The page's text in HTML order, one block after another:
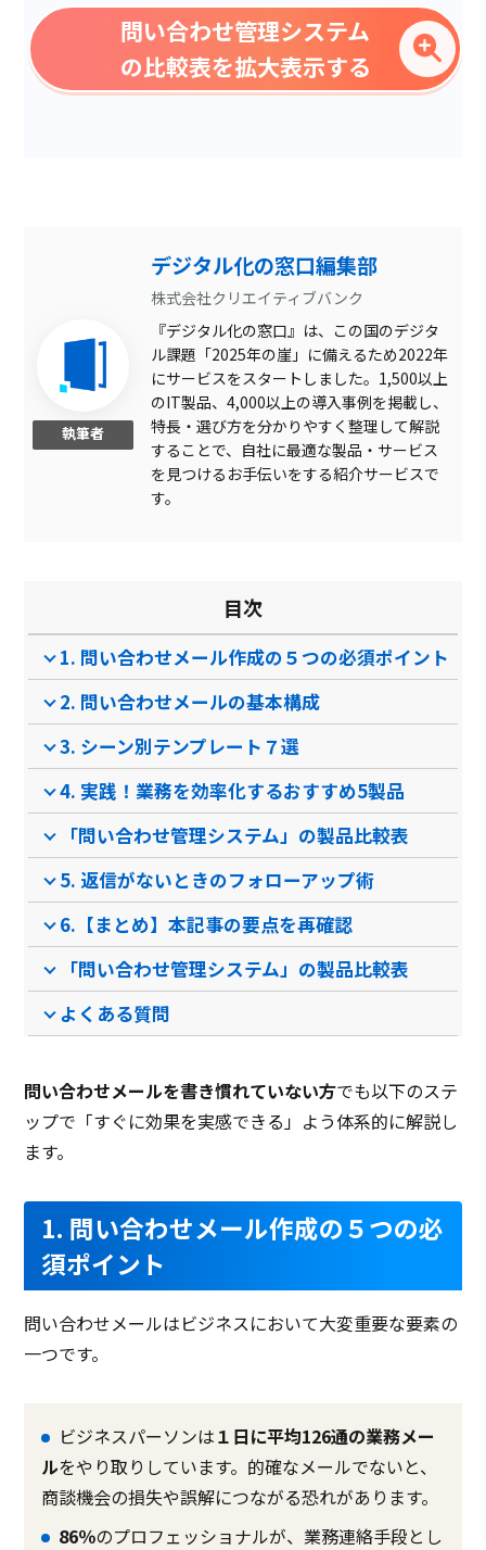
社内FAQ
け
アクセス権限
集計レポート作成
未読・既読確認
対応履歴確認
アラート機能
製品名
サービス資料
無料ダウンロード
サポート
flyle
クラウド型ソフト
電話 / メール / チャット
/
クラウド型ソフト オン
プレミス型ソフト パッ
ケージ型ソフト
電話 / メール / チャット
問い合わせ管理システム
の比較表を拡大表示する
執筆者
デジタル化の窓口編集部
株式会社クリエイティブバンク
『デジタル化の窓口』は、この国のデジタ
ル課題「2025年の崖」に備えるため2022年
にサービスをスタートしました。1,500以上
のIT製品、4,000以上の導入事例を掲載し、
特長・選び方を分かりやすく整理して解説
することで、自社に最適な製品・サービス
を見つけるお手伝いをする紹介サービスで
す。
目次
1. 問い合わせメール作成の５つの必須ポイント
2. 問い合わせメールの基本構成
3. シーン別テンプレート７選
4. 実践！業務を効率化するおすすめ5製品
「問い合わせ管理システム」の製品比較表
5. 返信がないときのフォローアップ術
6.【まとめ】本記事の要点を再確認
「問い合わせ管理システム」の製品比較表
よくある質問
問い合わせメールを書き慣れていない方でも以下のステ
ップで「すぐに効果を実感できる」よう体系的に解説し
ます。
1. 問い合わせメール作成の５つの必
須ポイント
問い合わせメールはビジネスにおいて大変重要な要素の
一つです。
ビジネスパーソンは１日に平均126通の業務メー
ルをやり取りしています。的確なメールでないと、
商談機会の損失や誤解につながる恐れがあります。
86％のプロフェッショナルが、業務連絡手段とし